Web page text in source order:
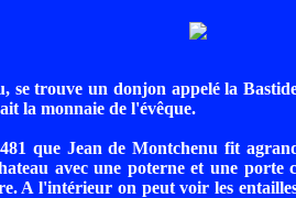
se trouve un donjon appelé la
la monnaie de l'évêque.
que Jean de Montchenu fit
avec une poterne et une porte
A l'intérieur on peut voir les